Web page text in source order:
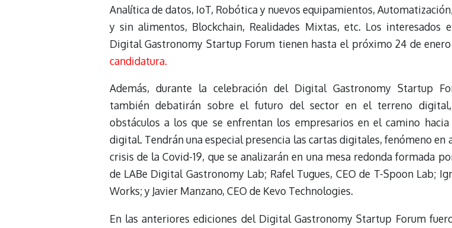
Analítica de datos, IoT, Robótica y nuevos equipamientos,
y sin alimentos, Blockchain, Realidades Mixtas, etc. Los interesados
Digital Gastronomy Startup Forum tienen hasta el próximo 24 de
candidatura.
Además, durante la celebración del Digital Gastronomy Startup
también debatirán sobre el futuro del sector en el terreno
obstáculos a los que se enfrentan los empresarios en el camino
digital. Tendrán una especial presencia las cartas digitales, fenómeno en
crisis de la Covid-19, que se analizarán en una mesa redonda formada
de LABe Digital Gastronomy Lab; Rafel Tugues, CEO de T-Spoon Lab;
Works; y Javier Manzano, CEO de Kevo Technologies.
En las anteriores ediciones del Digital Gastronomy Startup Forum